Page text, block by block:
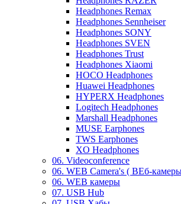
Headphones Remax
Headphones Sennheiser
Headphones SONY
Headphones SVEN
Headphones Trust
Headphones Xiaomi
HOCO Headphones
Huawei Headphones
HYPERX Headphones
Logitech Headphones
Marshall Headphones
MUSE Earphones
TWS Earphones
XO Headphones
06. Videoconference
06. WEB Camera's ( ВЕб-
06. WEB камеры
07. USB Hub